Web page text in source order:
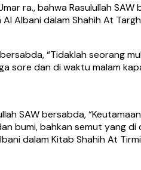
ra., bahwa Rasulullah
Albani dalam Shahih At
“Tidaklah seorang
dan di waktu malam
SAW bersabda,
bumi, bahkan semut yang
dalam Kitab Shahih At